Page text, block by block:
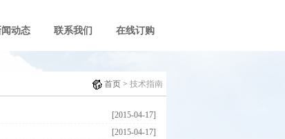
动态 联系我们 在线订购
首页 > 技术指南
[2015-04-17]
[2015-04-17]